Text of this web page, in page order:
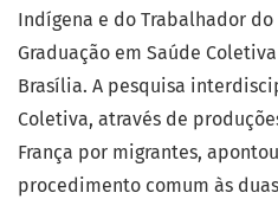
Indígena e do Trabalhador do
Graduação em Saúde
Brasília. A pesquisa
Coletiva, através de
França por migrantes,
procedimento comum às